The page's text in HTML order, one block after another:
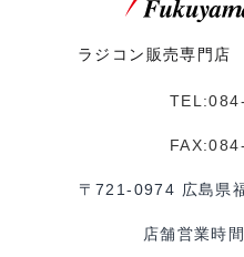
ラジコン販売専門店
〒721-0974 広島県
店舗営業時